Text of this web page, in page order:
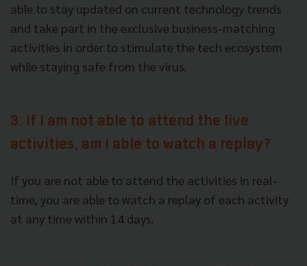
able to stay updated on current technology trends
and take part in the exclusive business-matching
activities in order to stimulate the tech ecosystem
while staying safe from the virus.
3. If I am not able to attend the live
activities, am I able to watch a replay?
If you are not able to attend the activities in real-
time, you are able to watch a replay of each activity
at any time within 14 days.